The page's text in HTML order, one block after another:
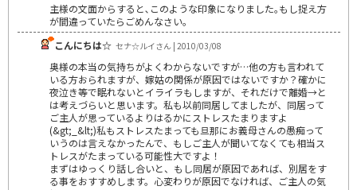
主様の文面からすると､このような印象になりました｡もし捉え方
が間違っていたらごめんなさい｡
こんにちは☆ セナ☆ルイさん | 2010/03/08
奥様の本当の気持ちがよくわからないですが…他の方も言われて
いる方おられますが、嫁姑の関係が原因ではないですか？確かに
夜泣き等で眠れないとイライラもしますが、それだけで離婚→と
は考えづらいと思います。私も以前同居してましたが、同居って
ご主人が思っているよりはるかにストレスたまりますよ
(&gt;_&lt;)私もストレスたまっても旦那にお義母さんの愚痴って
いうのは言えなかったんで、もしご主人が聞いてなくても相当ス
トレスがたまっている可能性大ですよ！
まずはゆっくり話し合いと、もし同居が原因であれば、別居をす
る事をおすすめします。心変わりが原因でなければ、ご主人の気